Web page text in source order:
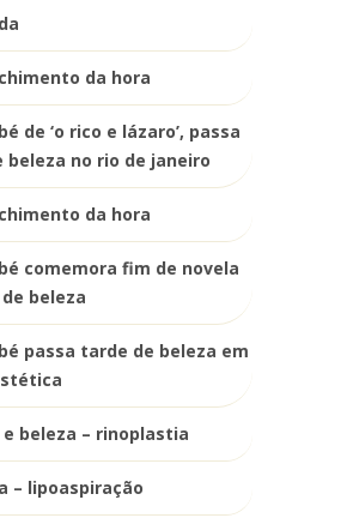
da hora
beleza no rio de janeiro
da hora
beleza
e beleza – rinoplastia
– lipoaspiração